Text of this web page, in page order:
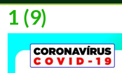
1 (9)